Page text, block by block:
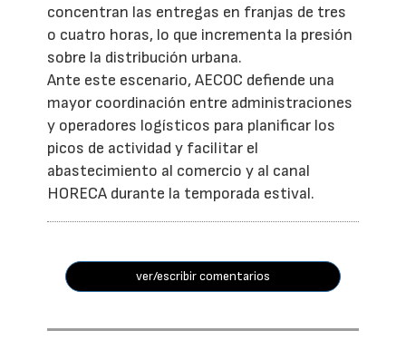
concentran las entregas en franjas de tres
o cuatro horas, lo que incrementa la presión
sobre la distribución urbana.
Ante este escenario, AECOC defiende una
mayor coordinación entre administraciones
y operadores logísticos para planificar los
picos de actividad y facilitar el
abastecimiento al comercio y al canal
HORECA durante la temporada estival.
ver/escribir comentarios